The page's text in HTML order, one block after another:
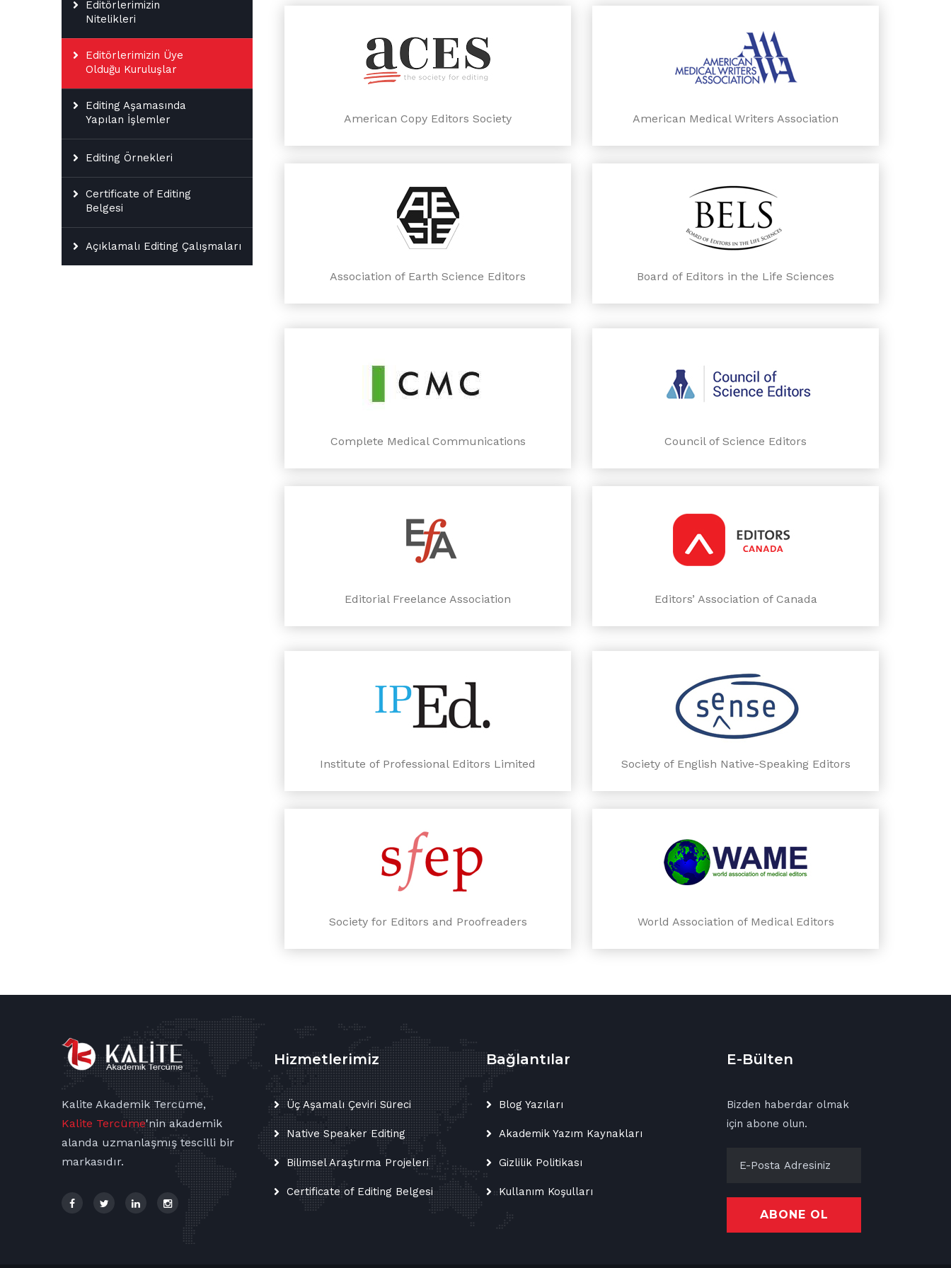
Editörlerimizin
Nitelikleri
Editörlerimizin Üye
Olduğu Kuruluşlar
Editing Aşamasında
Yapılan İşlemler
Editing Örnekleri
Certificate of Editing
Belgesi
Açıklamalı Editing Çalışmaları
American Copy Editors Society American Medical Writers Association
Association of Earth Science Editors Board of Editors in the Life Sciences
Complete Medical Communications Council of Science Editors
Editorial Freelance Association Editors’ Association of Canada
Institute of Professional Editors Limited Society of English Native-Speaking Editors
Society for Editors and Proofreaders World Association of Medical Editors
Kalite Akademik Tercüme,
Kalite Tercüme'ninakademik
alanda uzmanlaşmış tescilli bir
markasıdır.
Hizmetlerimiz
Üç Aşamalı Çeviri Süreci
Native Speaker Editing
Bilimsel Araştırma Projeleri
Certificate of Editing Belgesi
Bağlantılar
Blog Yazıları
Akademik Yazım Kaynakları
Gizlilik Politikası
Kullanım Koşulları
E-Bülten
Bizden haberdar olmak
için abone olun.
ABONE OL